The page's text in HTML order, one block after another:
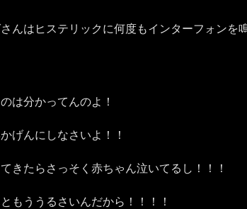
んはヒステリックに何度もインターフォンを
は分かってんのよ！
げんにしなさいよ！！
きたらさっそく赤ちゃん泣いてるし！！！
もううるさいんだから！！！！